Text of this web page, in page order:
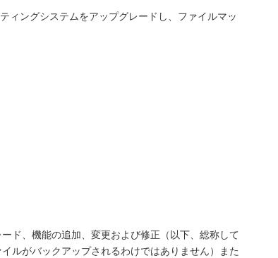
ングシステムをアップグレードし、ファイルマッ
ド、機能の追加、変更および修正（以下、総称して
ルがバックアップされるわけではありません）また